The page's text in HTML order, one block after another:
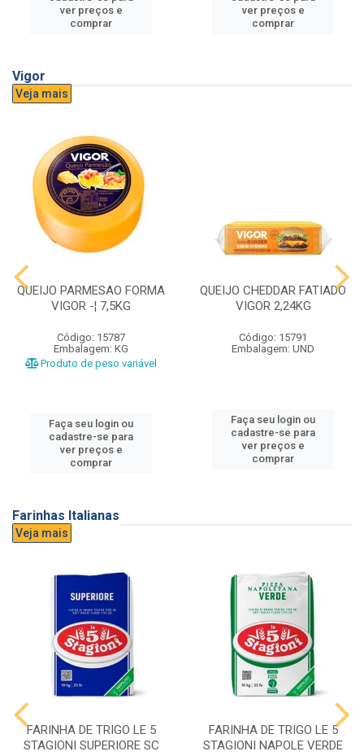
ver preços e
comprar
ver preços e
comprar
Vigor
Veja mais
QUEIJO PARMESAO FORMA
VIGOR -¦ 7,5KG
Código: 15787
Embalagem: KG
Produto de peso variável
Faça seu login ou
cadastre-se para
ver preços e
comprar
QUEIJO CHEDDAR FATIADO
VIGOR 2,24KG
Código: 15791
Embalagem: UND
Faça seu login ou
cadastre-se para
ver preços e
comprar
Farinhas Italianas
Veja mais
FARINHA DE TRIGO LE 5
STAGIONI SUPERIORE SC
FARINHA DE TRIGO LE 5
STAGIONI NAPOLE VERDE